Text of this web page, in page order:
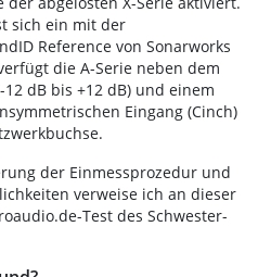
sich ein mit der
Reference von Sonarworks
die A-Serie neben dem
dB bis +12 dB) und einem
Eingang (Cinch)
der Einmessprozedur und
verweise ich an dieser
Test des Schwester-